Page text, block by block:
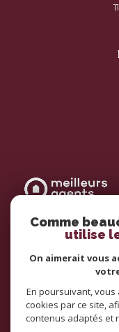
Comme
utilise
On aimerait vous
En poursuivant,
cookies par ce site,
contenus adaptés et